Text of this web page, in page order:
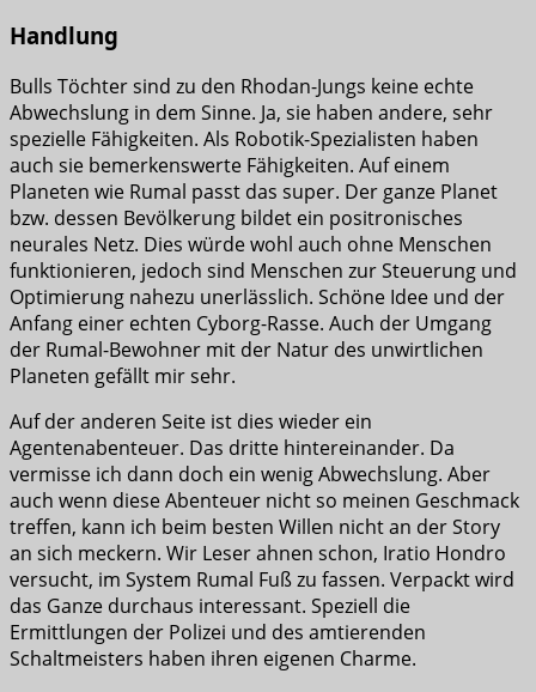
Handlung
Bulls Töchter sind zu den Rhodan-Jungs keine echte
Abwechslung in dem Sinne. Ja, sie haben andere, sehr
spezielle Fähigkeiten. Als Robotik-Spezialisten haben
auch sie bemerkenswerte Fähigkeiten. Auf einem
Planeten wie Rumal passt das super. Der ganze Planet
bzw. dessen Bevölkerung bildet ein positronisches
neurales Netz. Dies würde wohl auch ohne Menschen
funktionieren, jedoch sind Menschen zur Steuerung und
Optimierung nahezu unerlässlich. Schöne Idee und der
Anfang einer echten Cyborg-Rasse. Auch der Umgang
der Rumal-Bewohner mit der Natur des unwirtlichen
Planeten gefällt mir sehr.
Auf der anderen Seite ist dies wieder ein
Agentenabenteuer. Das dritte hintereinander. Da
vermisse ich dann doch ein wenig Abwechslung. Aber
auch wenn diese Abenteuer nicht so meinen Geschmack
treffen, kann ich beim besten Willen nicht an der Story
an sich meckern. Wir Leser ahnen schon, Iratio Hondro
versucht, im System Rumal Fuß zu fassen. Verpackt wird
das Ganze durchaus interessant. Speziell die
Ermittlungen der Polizei und des amtierenden
Schaltmeisters haben ihren eigenen Charme.